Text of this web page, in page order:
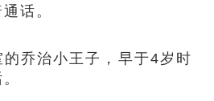
话。
乔治小王子，早于4岁时